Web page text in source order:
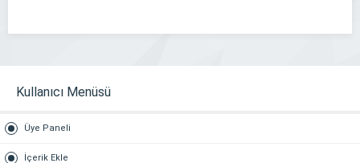
Yardımcılığını yürüterek yönetim kurulunda görev
Kullanıcı Menüsü
Üye Paneli
İçerik Ekle